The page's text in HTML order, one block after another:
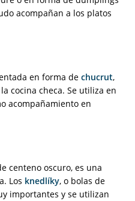
acompañan a los platos
en forma de chucrut,
cocina checa. Se utiliza en
acompañamiento en
centeno oscuro, es una
Los knedlíky, o bolas de
importantes y se utilizan